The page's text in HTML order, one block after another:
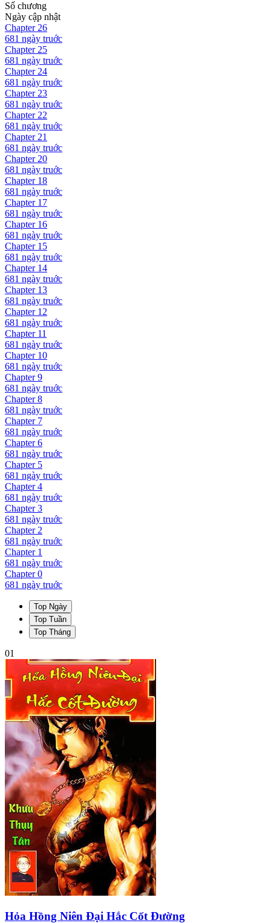
Số chương
Ngày cập nhật
Chapter 26
681 ngày truớc
Chapter 25
681 ngày truớc
Chapter 24
681 ngày truớc
Chapter 23
681 ngày truớc
Chapter 22
681 ngày truớc
Chapter 21
681 ngày truớc
Chapter 20
681 ngày truớc
Chapter 18
681 ngày truớc
Chapter 17
681 ngày truớc
Chapter 16
681 ngày truớc
Chapter 15
681 ngày truớc
Chapter 14
681 ngày truớc
Chapter 13
681 ngày truớc
Chapter 12
681 ngày truớc
Chapter 11
681 ngày truớc
Chapter 10
681 ngày truớc
Chapter9
681 ngày truớc
Chapter8
681 ngày truớc
Chapter 7
681 ngày truớc
Chapter6
681 ngày truớc
Chapter 5
681 ngày truớc
Chapter4
681 ngày truớc
Chapter3
681 ngày truớc
Chapter 2
681 ngày truớc
Chapter 1
681 ngày truớc
Chapter0
681 ngày truớc
Top Ngày
Top Tuần
Top Tháng
01
Hỏa Hồng Niên Đại Hắc Cốt Đường